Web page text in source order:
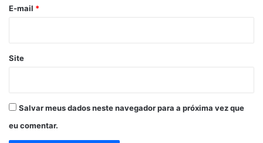
*
E-mail *
Site
Salvar meus dados neste navegador para a próxima vez que
eu comentar.